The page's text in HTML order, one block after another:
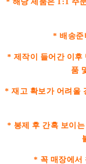
* 배송준
* 제작이 들어간 이
품
* 재고 확보가 어려울
* 봉제 후 간혹 보이
* 꼭 매장에서